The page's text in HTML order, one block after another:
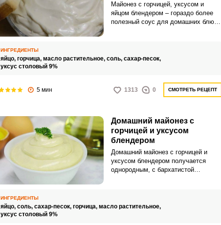
Майонез с горчицей, уксусом и
яйцом блендером – гораздо более
полезный соус для домашних блюд,
привычного «Провансаль».
ИНГРЕДИЕНТЫ
яйцо, горчица, масло растительное, соль, сахар-песок,
уксус столовый 9%
5 мин 1313 0 СМОТРЕТЬ РЕЦЕПТ
Домашний майонез с
горчицей и уксусом
блендером
Домашний майонез с горчицей и
уксусом блендером получается
однородным, с бархатистой
ИНГРЕДИЕНТЫ
яйцо, соль, сахар-песок, горчица, масло растительное,
уксус столовый 9%
ВХОД НА САЙТ
Войдите
с помощью социальных сетей: